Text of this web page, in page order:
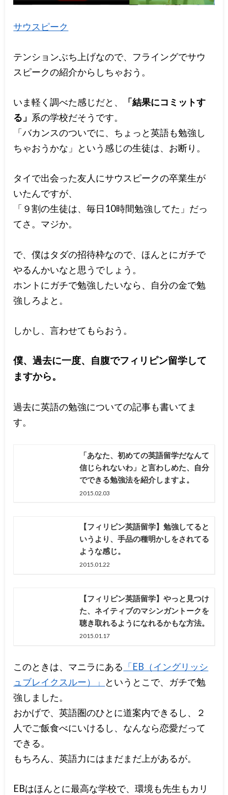
サウスピーク
テンションぶち上げなので、フライングでサウ
スピークの紹介からしちゃおう。
いま軽く調べた感じだと、
「結果にコミットす
る」 系の学校だそうです。
「バカンスのついでに、ちょっと英語も勉強し
ちゃおうかな」という感じの生徒は、お断り。
タイで出会った友人にサウスピークの卒業生が
いたんですが、
「９割の生徒は、毎日10時間勉強してた」だっ
てさ。マジか。
で、僕はタダの招待枠なので、ほんとにガチで
やるんかいなと思うでしょう。
ホントにガチで勉強したいなら、自分の金で勉
強しろよと。
しかし、言わせてもらおう。
僕、過去に一度、自腹でフィリピン留学して
ますから。
過去に英語の勉強についての記事も書いてま
す。
「あなた、初めての英語留学だなんて
信じられないわ」と言わしめた、自分
でできる勉強法を紹介しますよ。
2015.02.03
【フィリピン英語留学】勉強してると
いうより、手品の種明かしをされてる
ような感じ。
2015.01.22
【フィリピン英語留学】やっと見つけ
た、ネイティブのマシンガントークを
聴き取れるようになれるかもな方法。
2015.01.17
このときは、マニラにある 「EB（イングリッシ
ュブレイクスルー）」 というとこで、ガチで勉
強しました。
おかげで、英語圏のひとに道案内できるし、２
人でご飯食べにいけるし、なんなら恋愛だって
できる。
もちろん、英語力にはまだまだ上があるが。
EBはほんとに最高な学校で、環境も先生もカリ